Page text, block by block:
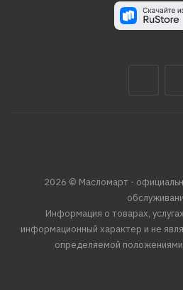
2026 © Масломарт -
Информация о товарах,
информационный характер и не
определяемой